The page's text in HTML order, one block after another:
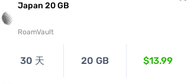
Japan 20 GB
RoamVault
30 天 20 GB $13.99